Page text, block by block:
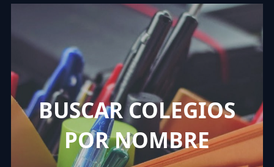
BUSCAR COLEGIOS
POR NOMBRE